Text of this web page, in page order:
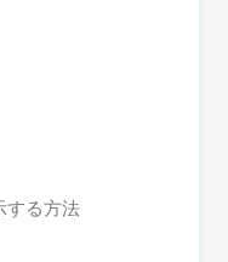
する方法